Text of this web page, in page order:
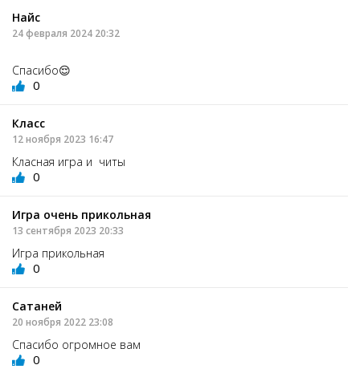
Найс
24 февраля 2024 20:32
Спасибо😌
0
Класс
12 ноября 2023 16:47
Класная игра и читы
0
Игра очень прикольная
13 сентября 2023 20:33
Игра прикольная
0
Сатаней
20 ноября 2022 23:08
Спасибо огромное вам
0